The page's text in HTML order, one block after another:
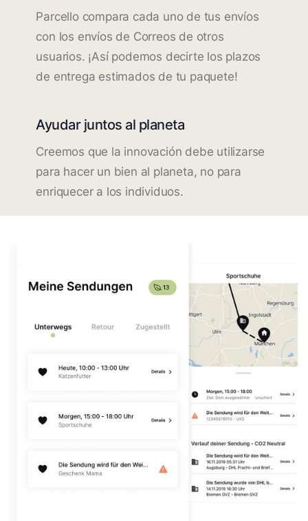
Parcello compara cada uno de tus envíos
con los envíos de Correos de otros
usuarios. ¡Así podemos decirte los plazos
de entrega estimados de tu paquete!
Ayudar juntos al planeta
Creemos que la innovación debe utilizarse
para hacer un bien al planeta, no para
enriquecer a los individuos.